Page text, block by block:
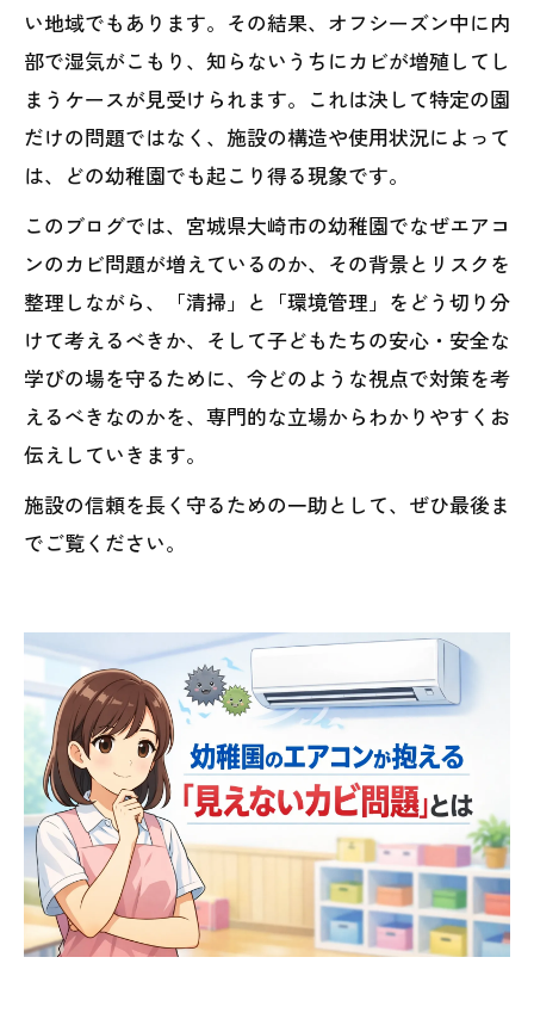
い地域でもあります。その結果、オフシーズン中に内
部で湿気がこもり、知らないうちにカビが増殖してし
まうケースが見受けられます。これは決して特定の園
だけの問題ではなく、施設の構造や使用状況によって
は、どの幼稚園でも起こり得る現象です。
このブログでは、宮城県大崎市の幼稚園でなぜエアコ
ンのカビ問題が増えているのか、その背景とリスクを
整理しながら、「清掃」と「環境管理」をどう切り分
けて考えるべきか、そして子どもたちの安心・安全な
学びの場を守るために、今どのような視点で対策を考
えるべきなのかを、専門的な立場からわかりやすくお
伝えしていきます。
施設の信頼を長く守るための一助として、ぜひ最後ま
でご覧ください。